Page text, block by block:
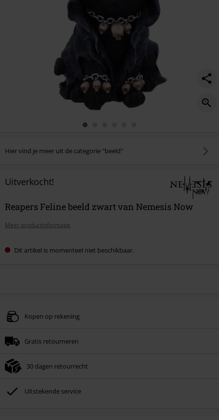
Hier vind je meer uit de categorie "beeld"
Uitverkocht!
Reapers Feline beeld zwart van Nemesis Now
Meer productinformatie
Dit artikel is momenteel niet beschikbaar.
Kopen op rekening
Gratis retourneren
30 dagen retourrecht
Uitstekende service